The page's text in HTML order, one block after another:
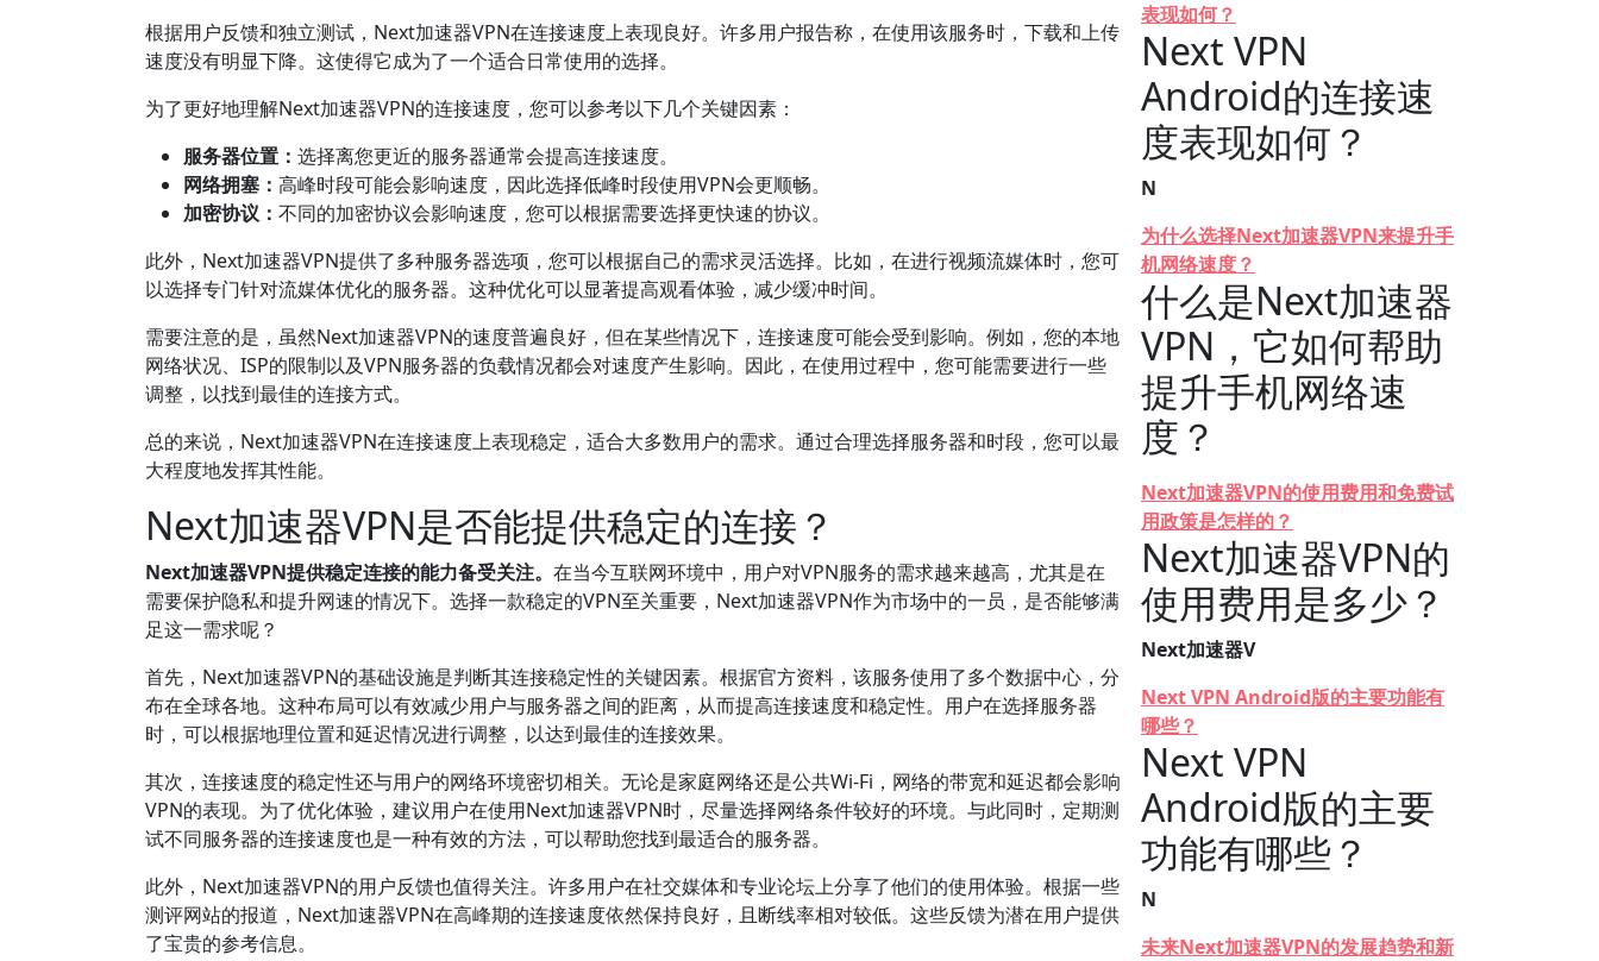
根据用户反馈和独立测试，Next加速器VPN在连接速度上表现良好。许多用户报告称，在使用该服务时，下载和上传
速度没有明显下降。这使得它成为了一个适合日常使用的选择。
为了更好地理解Next加速器VPN的连接速度，您可以参考以下几个关键因素：
服务器位置： 选择离您更近的服务器通常会提高连接速度。
网络拥塞： 高峰时段可能会影响速度，因此选择低峰时段使用VPN会更顺畅。
加密协议： 不同的加密协议会影响速度，您可以根据需要选择更快速的协议。
此外，Next加速器VPN提供了多种服务器选项，您可以根据自己的需求灵活选择。比如，在进行视频流媒体时，您可
以选择专门针对流媒体优化的服务器。这种优化可以显著提高观看体验，减少缓冲时间。
需要注意的是，虽然Next加速器VPN的速度普遍良好，但在某些情况下，连接速度可能会受到影响。例如，您的本地
网络状况、ISP的限制以及VPN服务器的负载情况都会对速度产生影响。因此，在使用过程中，您可能需要进行一些
调整，以找到最佳的连接方式。
总的来说，Next加速器VPN在连接速度上表现稳定，适合大多数用户的需求。通过合理选择服务器和时段，您可以最
大程度地发挥其性能。
Next加速器VPN是否能提供稳定的连接？
Next加速器VPN提供稳定连接的能力备受关注。 在当今互联网环境中，用户对VPN服务的需求越来越高，尤其是在
需要保护隐私和提升网速的情况下。选择一款稳定的VPN至关重要，Next加速器VPN作为市场中的一员，是否能够满
足这一需求呢？
首先，Next加速器VPN的基础设施是判断其连接稳定性的关键因素。根据官方资料，该服务使用了多个数据中心，分
布在全球各地。这种布局可以有效减少用户与服务器之间的距离，从而提高连接速度和稳定性。用户在选择服务器
时，可以根据地理位置和延迟情况进行调整，以达到最佳的连接效果。
其次，连接速度的稳定性还与用户的网络环境密切相关。无论是家庭网络还是公共Wi-Fi，网络的带宽和延迟都会影响
VPN的表现。为了优化体验，建议用户在使用Next加速器VPN时，尽量选择网络条件较好的环境。与此同时，定期测
试不同服务器的连接速度也是一种有效的方法，可以帮助您找到最适合的服务器。
此外，Next加速器VPN的用户反馈也值得关注。许多用户在社交媒体和专业论坛上分享了他们的使用体验。根据一些
测评网站的报道，Next加速器VPN在高峰期的连接速度依然保持良好，且断线率相对较低。这些反馈为潜在用户提供
了宝贵的参考信息。
表现如何？
Next VPN
Android的连接速
度表现如何？
N
为什么选择Next加速器VPN来提升手
机网络速度？
什么是Next加速器
VPN，它如何帮助
提升手机网络速
度？
Next加速器VPN的使用费用和免费试
用政策是怎样的？
Next加速器VPN的
使用费用是多少？
Next加速器V
Next VPN Android版的主要功能有
哪些？
Next VPN
Android版的主要
功能有哪些？
N
未来Next加速器VPN的发展趋势和新